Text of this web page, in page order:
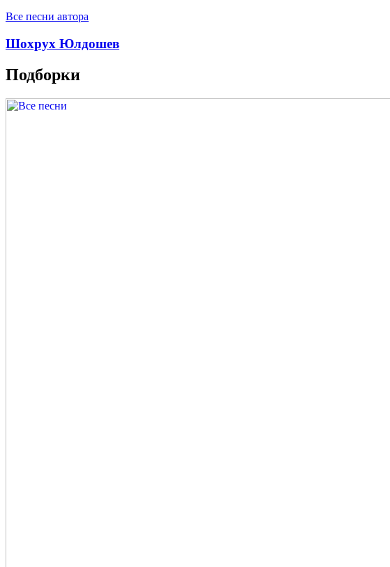
Все песни автора
Шохрух Юлдошев
Подборки